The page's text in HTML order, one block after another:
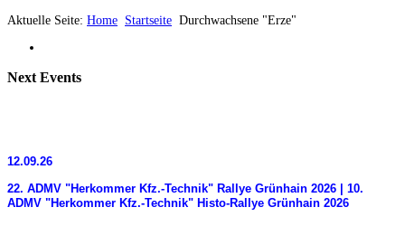
Aktuelle Seite: Home Startseite Durchwachsene "Erze"
Next Events
12.09.26
22. ADMV "Herkommer Kfz.-Technik" Rallye Grünhain 2026 | 10.
ADMV "Herkommer Kfz.-Technik" Histo-Rallye Grünhain 2026